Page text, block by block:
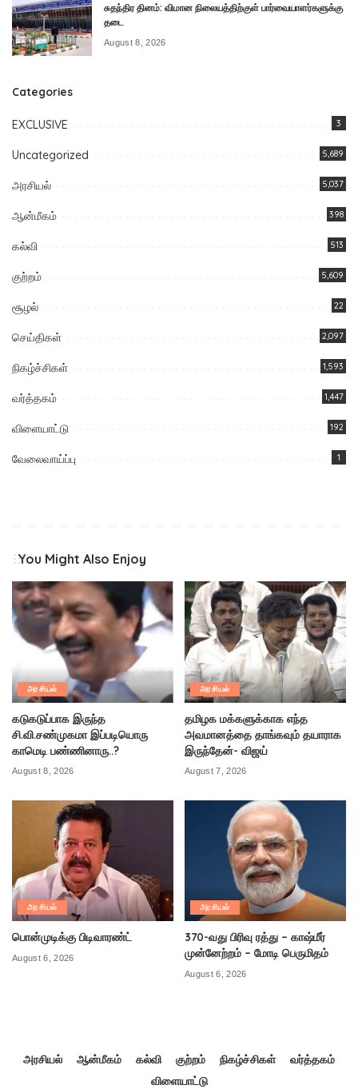
சுதந்திர தினம்: விமான நிலையத்திற்குள் பார்வையாளர்களுக்கு
தடை
August 8, 2026
Categories
EXCLUSIVE 3
Uncategorized 5,689
அரசியல் 5,037
ஆன்மீகம் 398
கல்வி 513
குற்றம் 5,609
சூழல் 22
செய்திகள் 2,097
நிகழ்ச்சிகள் 1,593
வர்த்தகம் 1,447
விளையாட்டு 192
வேலைவாய்ப்பு 1
You Might Also Enjoy
அரசியல்
கடுகடுப்பாக இருந்த
சி.வி.சண்முகமா இப்படியொரு
காமெடி பண்ணினாரு..?
August 8, 2026
அரசியல்
தமிழக மக்களுக்காக எந்த
அவமானத்தை தாங்கவும் தயாராக
இருந்தேன்- விஜய்
August 7, 2026
அரசியல்
பொன்முடிக்கு பிடிவாரண்ட்
August 6, 2026
அரசியல்
370-வது பிரிவு ரத்து – காஷ்மீர்
முன்னேற்றம் – மோடி பெருமிதம்
August 6, 2026
அரசியல் ஆன்மீகம் கல்வி குற்றம் நிகழ்ச்சிகள்
வர்த்தகம்
விளையாட்டு